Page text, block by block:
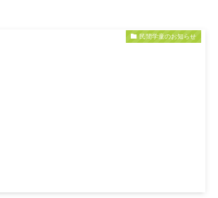
民間学童のお知らせ